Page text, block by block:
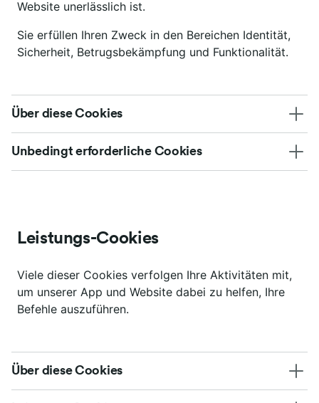
Website unerlässlich ist.
Sie erfüllen Ihren Zweck in den Bereichen Identität,
Sicherheit, Betrugsbekämpfung und Funktionalität.
Über diese Cookies
Unbedingt erforderliche Cookies
Leistungs-Cookies
Viele dieser Cookies verfolgen Ihre Aktivitäten mit,
um unserer App und Website dabei zu helfen, Ihre
Befehle auszuführen.
Über diese Cookies